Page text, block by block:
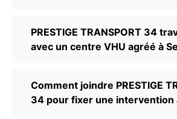
PRESTIGE TRANSPORT 34
avec un centre VHU agréé à
Comment joindre PRESTIGE
34 pour fixer une intervention